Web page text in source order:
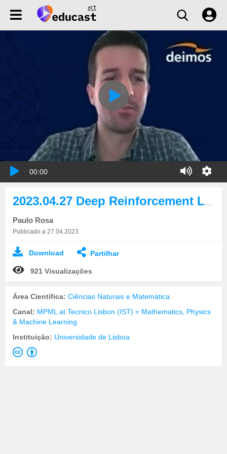
00:00
Paulo Rosa
Publicado a 27.04.2023
Download Partilhar
921 Visualizações
Área Científica: Ciências Naturais e Matemática
Canal: MPML at Tecnico Lisbon (IST) = Mathematics, Physics
& Machine Learning
Instituição: Universidade de Lisboa